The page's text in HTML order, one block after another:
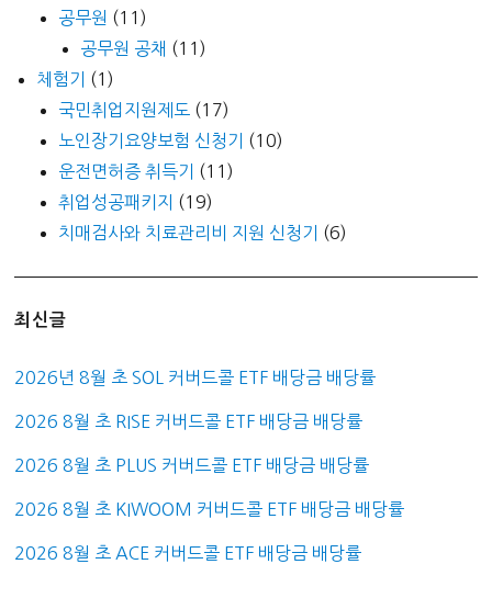
공무원 (11)
공무원 공채 (11)
체험기
(1)
국민취업지원제도 (17)
노인장기요양보험 신청기
(10)
운전면허증 취득기
(11)
취업성공패키지
(19)
치매검사와 치료관리비 지원 신청기
(6)
최신글
2026년 8월 초 SOL 커버드콜 ETF 배당금 배당률
2026 8월 초 RISE 커버드콜 ETF 배당금 배당률
2026 8월 초 PLUS 커버드콜 ETF 배당금 배당률
2026 8월 초 KIWOOM 커버드콜 ETF 배당금 배당률
2026 8월 초 ACE 커버드콜 ETF 배당금 배당률